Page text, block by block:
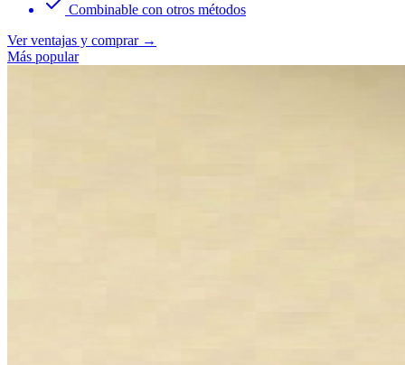
Combinable con otros métodos
Ver ventajas y comprar →
Más popular